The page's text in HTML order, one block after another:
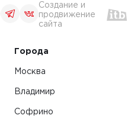
Создание и
продвижение
сайта
Города
Москва
Владимир
Софрино